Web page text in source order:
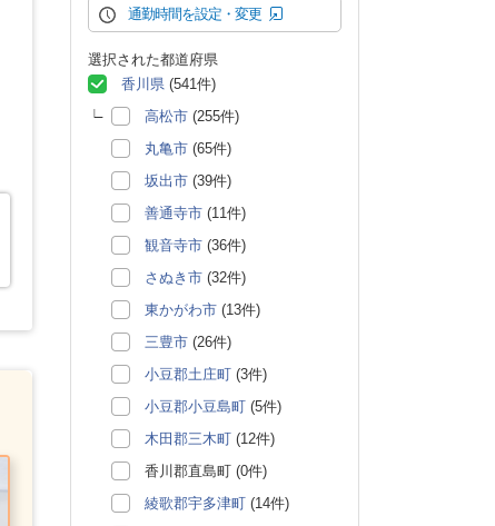
通勤時間を設定・変更
選択された都道府県
香川県 (541件)
高松市 (255件)
丸亀市 (65件)
坂出市 (39件)
善通寺市 (11件)
観音寺市 (36件)
さぬき市 (32件)
東かがわ市 (13件)
三豊市 (26件)
小豆郡土庄町 (3件)
小豆郡小豆島町 (5件)
木田郡三木町 (12件)
香川郡直島町 (0件)
綾歌郡宇多津町 (14件)